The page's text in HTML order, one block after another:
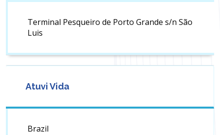
Terminal Pesqueiro de Porto Grande s/n São
Luis
Atuvi Vida
Brazil